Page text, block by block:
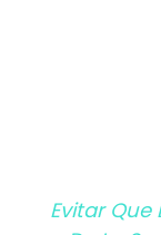
Evitar